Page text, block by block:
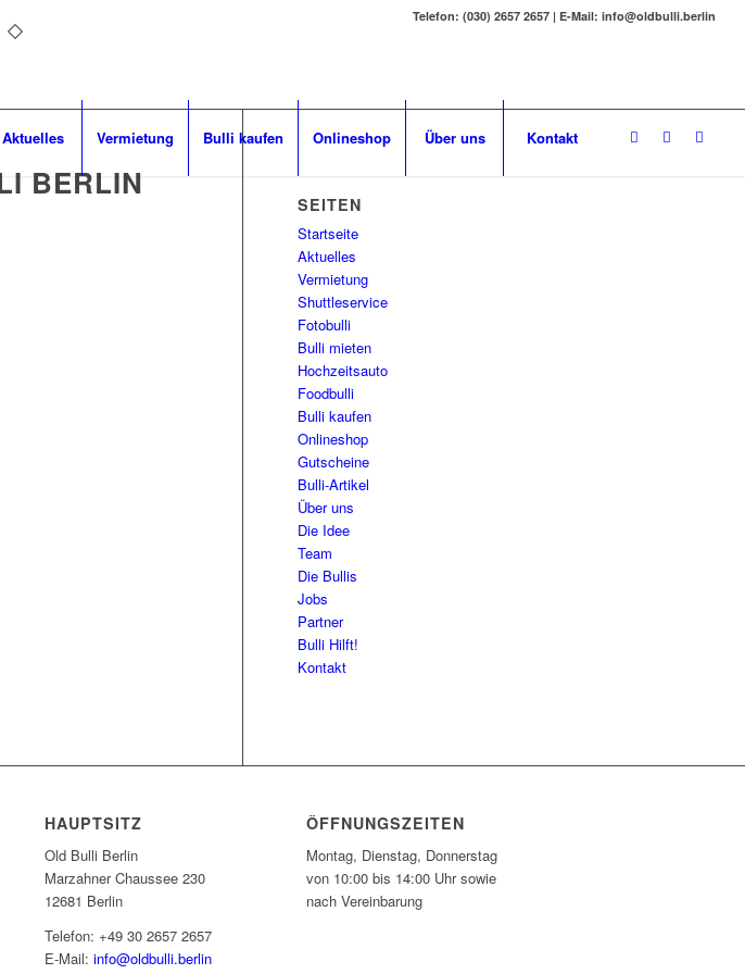
Telefon: (030) 2657 2657 | E-Mail: info@oldbulli.berlin
Aktuelles Vermietung Bulli kaufen Onlineshop Über uns Kontakt
BERLIN
SEITEN
Startseite
Aktuelles
Vermietung
Shuttleservice
Fotobulli
Bulli mieten
Hochzeitsauto
Foodbulli
Bulli kaufen
Onlineshop
Gutscheine
Bulli-Artikel
Über uns
Die Idee
Team
Die Bullis
Jobs
Partner
Bulli Hilft!
Kontakt
HAUPTSITZ
Old Bulli Berlin
Marzahner Chaussee 230
12681 Berlin
Telefon: +49 30 2657 2657
E-Mail:info@oldbulli.berlin
ÖFFNUNGSZEITEN
Montag, Dienstag, Donnerstag
von 10:00 bis 14:00 Uhr sowie
nach Vereinbarung